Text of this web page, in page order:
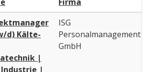
d) Kälte-
|
Industrie |
ISG
Personalmanagement
GmbH